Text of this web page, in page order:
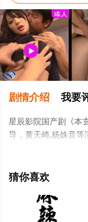
剧情介绍 我要
星辰影院国产剧《本
导，黄天崎,杨姝音等
结局剧情已揭晓（1-
至豆瓣电视剧、电视
猜你喜欢